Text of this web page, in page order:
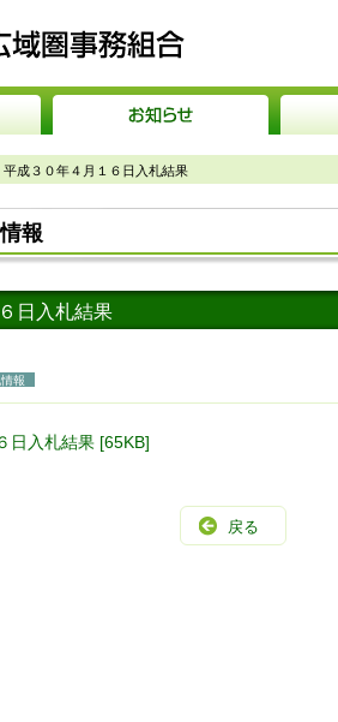
平成３０年４月１６日入札結果
報
日入札結果
報
日入札結果 [65KB]
戻る